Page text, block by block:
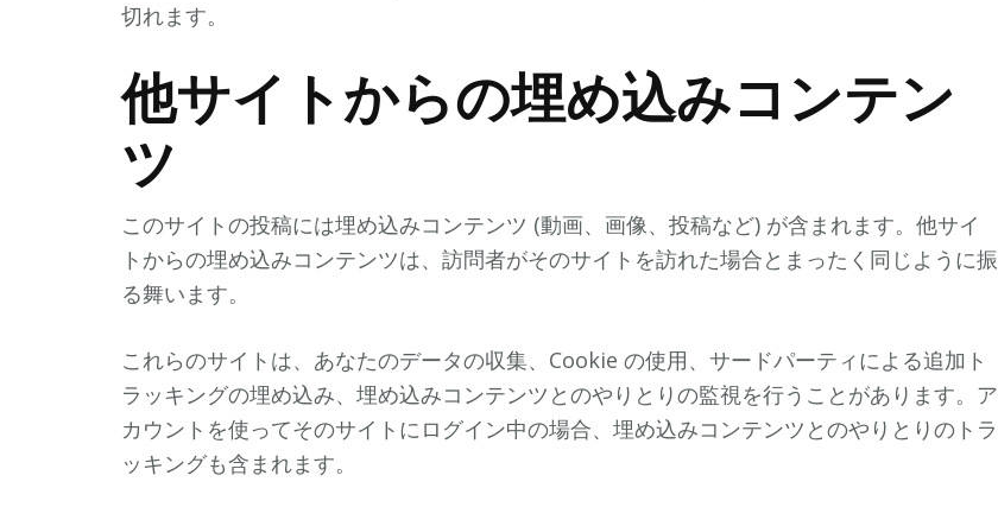
切れます。
他サイトからの埋め込みコンテン
ツ
このサイトの投稿には埋め込みコンテンツ (動画、画像、投稿など) が含まれます。他サイ
トからの埋め込みコンテンツは、訪問者がそのサイトを訪れた場合とまったく同じように振
る舞います。
これらのサイトは、あなたのデータの収集、Cookie の使用、サードパーティによる追加ト
ラッキングの埋め込み、埋め込みコンテンツとのやりとりの監視を行うことがあります。ア
カウントを使ってそのサイトにログイン中の場合、埋め込みコンテンツとのやりとりのトラ
ッキングも含まれます。